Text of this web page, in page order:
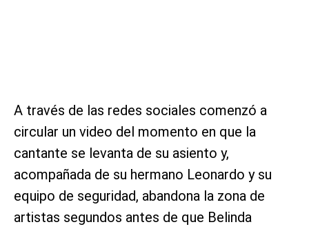
A través de las redes sociales comenzó a
circular un video del momento en que la
cantante se levanta de su asiento y,
acompañada de su hermano Leonardo y su
equipo de seguridad, abandona la zona de
artistas segundos antes de que Belinda